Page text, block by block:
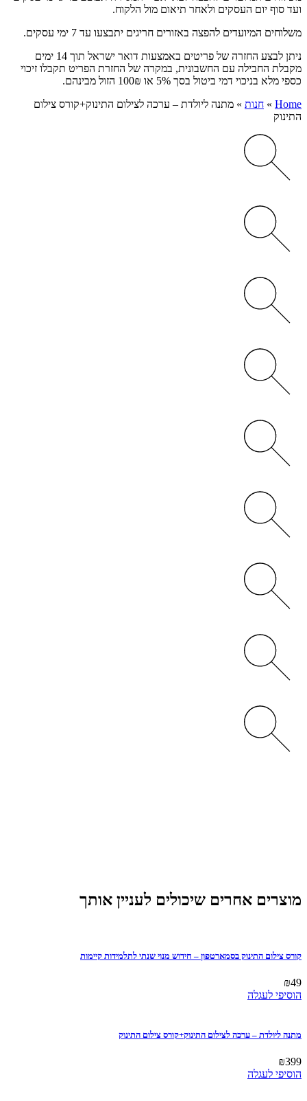
ועד סוף יום העסקים ולאחר תיאום מול הלקוח.
משלוחים המיועדים להפצה באזורים חריגים יתבצעו עד 7 ימי עסקים.
ניתן לבצע החזרה של פריטים באמצעות דואר ישראל תוך 14 ימים
מקבלת החבילה עם החשבונית, במקרה של החזרת הפריט תקבלו זיכוי
כספי מלא בניכוי דמי ביטול בסך 5% או 100₪ הזול מבינהם.
Home
» חנות » מתנה ליולדת – ערכה לצילום התינוק+קורס צילום
התינוק
מוצרים אחרים שיכולים לעניין אותך
קורס צילום התינוק בסמארטפון – חידוש מנוי שנתי לתלמידות קיימות
₪49
הוסיפי לעגלה
מתנה ליולדת – ערכה לצילום התינוק+קורס צילום התינוק
₪399
הוסיפי לעגלה